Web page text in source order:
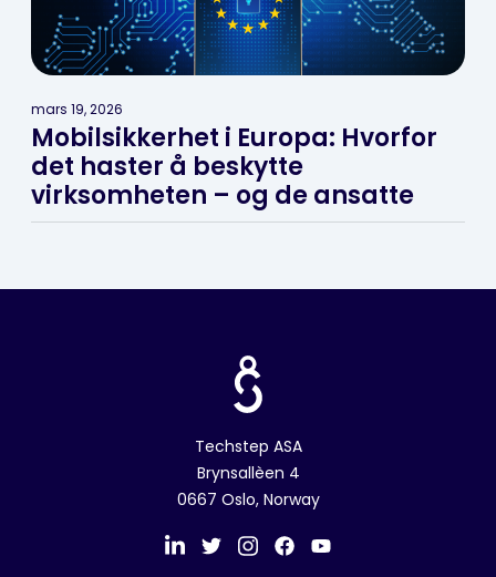
mars 19, 2026
Mobilsikkerhet i Europa: Hvorfor
det haster å beskytte
virksomheten – og de ansatte
Techstep ASA
Brynsallèen 4
0667 Oslo, Norway